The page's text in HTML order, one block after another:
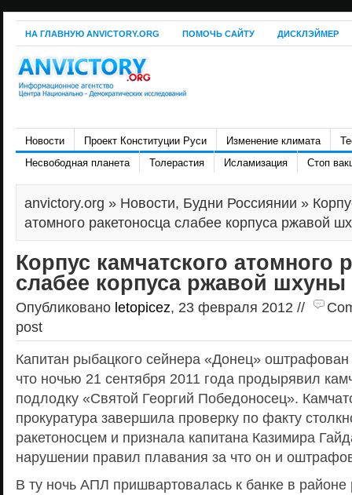
НА ГЛАВНУЮ ANVICTORY.ORG ПОМОЧЬ САЙТУ ДИСКЛЭЙМЕР
Новости Проект Конституции Руси Изменение климата
Несвободная планета
Толерастия Исламизация Стоп
anvictory.org » Новости, Будни Россиянии »
атомного ракетоносца слабее корпуса ржавой
Корпус камчатского атомного
слабее корпуса ржавой шхуны
Опубликовано letopicez, 23 февраля 2012 //
post
Капитан рыбацкого сейнера «Донец» оштрафован
что ночью 21 сентября 2011 года продырявил
подлодку «Святой Георгий Победоносец».
прокуратура завершила проверку по факту
ракетоносцем и признала капитана Казимира
нарушении правил плавания за что он и
В ту ночь АПЛ пришвартовалась к банке в районе